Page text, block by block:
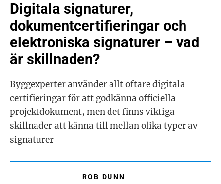
Digitala signaturer,
dokumentcertifieringar och
elektroniska signaturer – vad
är skillnaden?
Byggexperter använder allt oftare digitala
certifieringar för att godkänna officiella
projektdokument, men det finns viktiga
skillnader att känna till mellan olika typer av
signaturer
ROB DUNN